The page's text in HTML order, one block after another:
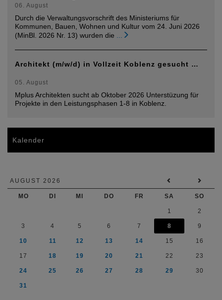
06. August
Durch die Verwaltungsvorschrift des Ministeriums für
Kommunen, Bauen, Wohnen und Kultur vom 24. Juni 2026
(MinBl. 2026 Nr. 13) wurden die
Architekt (m/w/d) in Vollzeit Koblenz gesucht …
05. August
Mplus Architekten sucht ab Oktober 2026 Unterstüzung für
Projekte in den Leistungsphasen 1-8 in Koblenz.
Kalender
AUGUST 2026
MO DI MI DO FR SA SO
1 2
3 4 5 6 7 8 9
10 11 12 13 14 15 16
17 18 19 20 21 22 23
24 25 26 27 28 29 30
31